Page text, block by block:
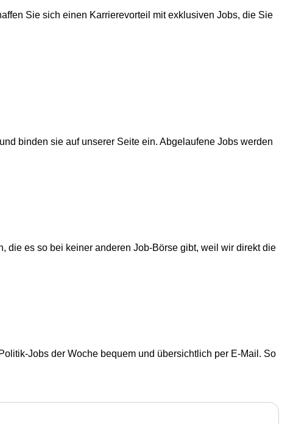
Sie sich einen Karrierevorteil mit exklusiven Jobs, die Sie
binden sie auf unserer Seite ein. Abgelaufene Jobs werden
es so bei keiner anderen Job-Börse gibt, weil wir direkt die
Jobs der Woche bequem und übersichtlich per E-Mail. So